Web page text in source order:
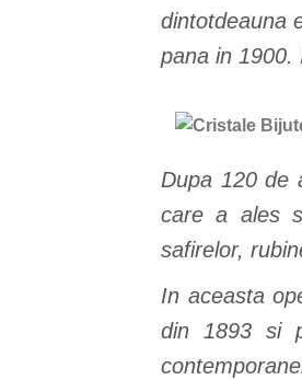
dintotdeauna
pana in 1900.
Dupa 120 de
care a ales
safirelor,
In aceasta
din 1893 si